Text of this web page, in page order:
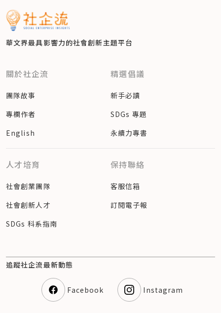
華文界最具影響力的社會創新主題平台
關於社企流
團隊故事
專欄作者
English
精選倡議
新手必讀
SDGs 專題
永續力專書
人才培育
社會創業團隊
社會創新人才
SDGs 科系指南
保持聯絡
客服信箱
訂閱電子報
追蹤社企流最新動態
Facebook Instagram